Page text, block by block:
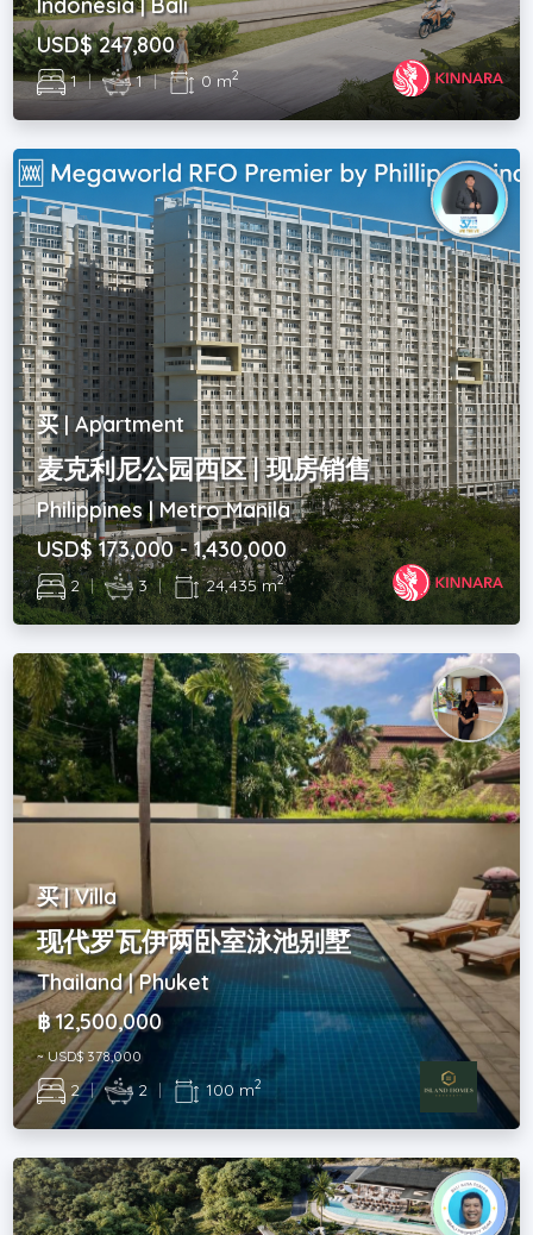
USD$ 247,800
1 | 1 | 0 m2
买 | Apartment
麦克利尼公园西区 | 现房销售
Philippines | Metro Manila
USD$ 173,000 - 1,430,000
2 | 3 | 24,435 m2
买 | Villa
现代罗瓦伊两卧室泳池别墅
Thailand | Phuket
฿ 12,500,000
~ USD$ 378,000
2 | 2 | 100 m2